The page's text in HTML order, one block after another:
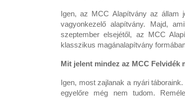
Igen, az MCC Alapítvány az állam
vagyonkezelő alapítvány. Majd,
szeptember elsejétől, az MCC
klasszikus magánalapítvány
Mit jelent mindez az MCC Felvidék
Igen, most zajlanak a nyári
egyelőre még nem tudom.